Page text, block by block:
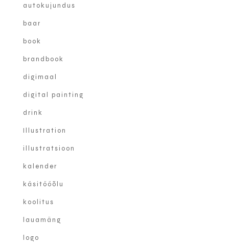
autokujundus
baar
book
brandbook
digimaal
digital painting
drink
Illustration
illustratsioon
kalender
käsitööõlu
koolitus
lauamäng
logo